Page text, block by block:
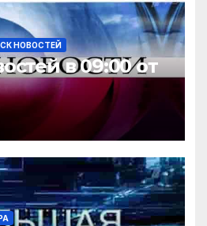
НОВОСТЕЙ
в 09:00 от